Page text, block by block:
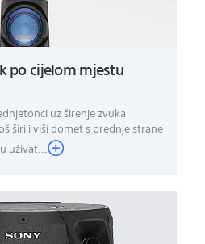
po cijelom mjestu
uz širenje zvuka
širi i viši domet s prednje strane
uživat...